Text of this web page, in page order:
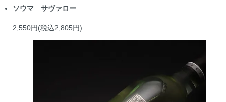
ソウマ サヴァロー
2,550円(税込2,805円)